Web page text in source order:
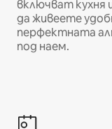
включват кухня
да живеете
перфектната
под наем.